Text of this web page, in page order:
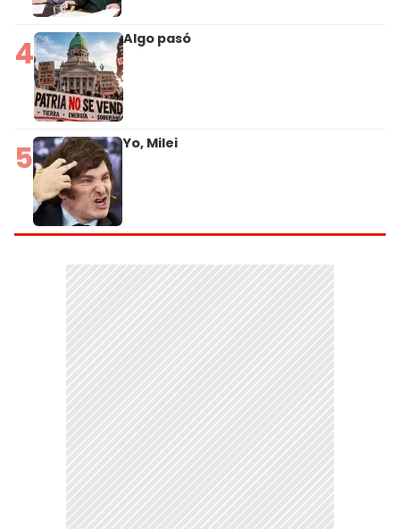
4 Algo pasó
5 Yo, Milei